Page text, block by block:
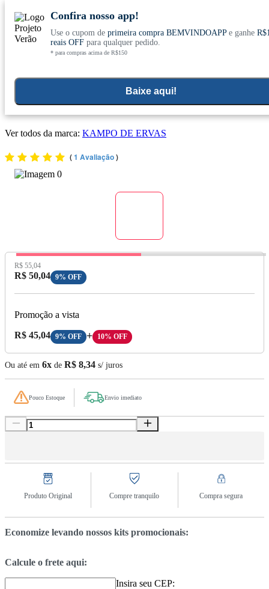
Conheça nosso site novo! E comemore com 0
Confira nosso app!
Use o cupom de primeira compra BEMVINDOAPPe ganhe
reais OFFpara qualquer pedido.
* para compras acima de R$150
Baixe aqui!
Alho Orgânico (570mg) 60 Cápsulas Vegetarianas - Kampo de
Ver todos da marca: KAMPO DE ERVAS
(1 Avaliação)
Preço Original:
R$ 55,04
Preço com Desconto:
R$ 50,04 9% OFF
Promoção a vista
Preço A Vista:
R$ 45,04 9% OFF + 10% OFF
Ou até em 6x de R$ 8,34 s/ juros
Pouco Estoque Envio imediato
Produto Original Compre tranquilo Compra segura
Economize levando nossos kits promocionais:
Calcule o frete aqui:
Insira seu CEP: